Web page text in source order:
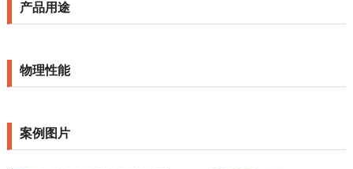
产品用途
物理性能
案例图片